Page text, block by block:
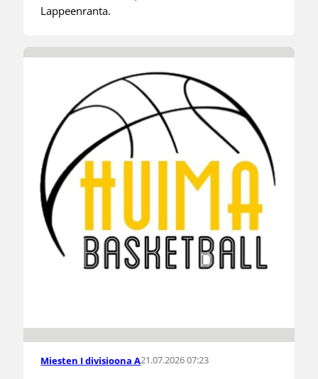
Lappeenranta.
Miesten I divisioona A21.07.2026 07:23